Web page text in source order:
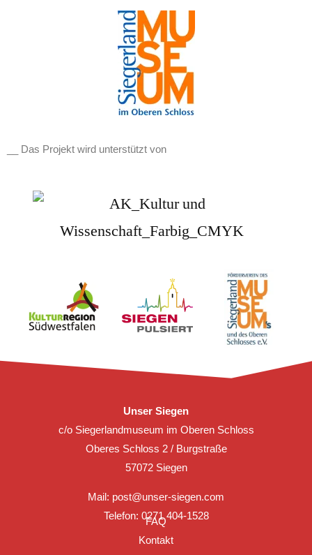
__ Das Projekt wird unterstützt von
Unser Siegen
c/o Siegerlandmuseum im Oberen Schloss
Oberes Schloss 2 / Burgstraße
57072 Siegen
Mail: post@unser-siegen.com
Telefon: 0271 404-1528
FAQ
Kontakt